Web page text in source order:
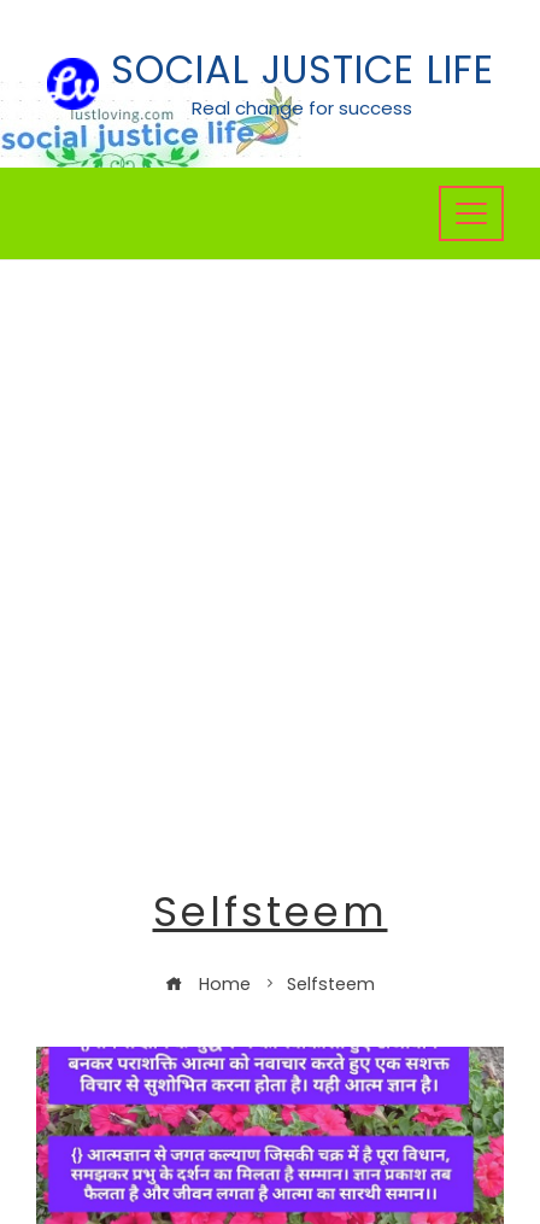
content
SOCIAL JUSTICE LIFE
Real change for success
Selfsteem
Home Selfsteem